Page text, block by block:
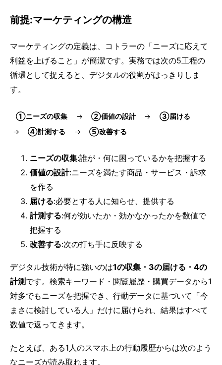
前提:マーケティングの構造
マーケティングの定義は、コトラーの「ニーズに応えて
利益を上げること」が簡潔です。実務では次の5工程の
循環として捉えると、デジタルの役割がはっきりしま
す。
①ニーズの収集 ②価値の設計
③届ける
④計測する
⑤改善する
ニーズの収集:誰が・何に困っているかを把握する
価値の設計:ニーズを満たす商品・サービス・訴求
を作る
届ける:必要とする人に知らせ、提供する
計測する:何が効いたか・効かなかったかを数値で
把握する
改善する:次の打ち手に反映する
デジタル技術が特に強いのは1の収集・3の届ける・4の
計測 です。検索キーワード・閲覧履歴・購買データから1
対多でもニーズを把握でき、行動データに基づいて「今
まさに検討している人」だけに届けられ、結果はすべて
数値で返ってきます。
たとえば、ある1人のスマホ上の行動履歴からは次のよう
なニーズが読み取れます。